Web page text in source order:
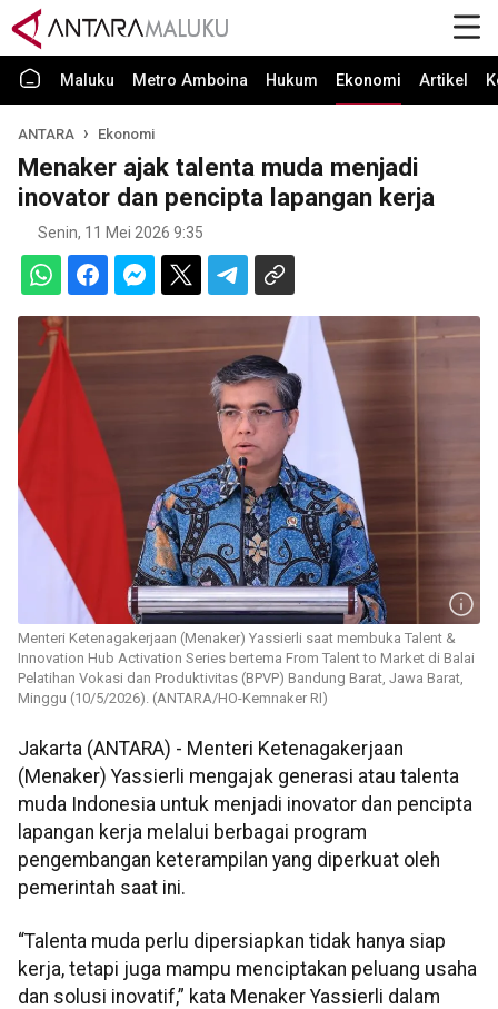
Maluku Metro Amboina Hukum Ekonomi Artikel
ANTARA Ekonomi
Menaker ajak talenta muda menjadi
inovator dan pencipta lapangan kerja
Senin, 11 Mei 2026 9:35
Menteri Ketenagakerjaan (Menaker) Yassierli saat membuka Talent &
Innovation Hub Activation Series bertema From Talent to Market di Balai
Pelatihan Vokasi dan Produktivitas (BPVP) Bandung Barat, Jawa Barat,
Minggu (10/5/2026). (ANTARA/HO-Kemnaker RI)
Jakarta (ANTARA) - Menteri Ketenagakerjaan
(Menaker) Yassierli mengajak generasi atau talenta
muda Indonesia untuk menjadi inovator dan pencipta
lapangan kerja melalui berbagai program
pengembangan keterampilan yang diperkuat oleh
pemerintah saat ini.
“Talenta muda perlu dipersiapkan tidak hanya siap
kerja, tetapi juga mampu menciptakan peluang usaha
dan solusi inovatif,” kata Menaker Yassierli dalam